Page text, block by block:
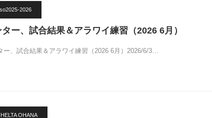
2026
ター、試合結果＆アラワイ練習（2026 6月）
ー、試合結果＆アラワイ練習（2026 6月）2026/6/3…
OHANA